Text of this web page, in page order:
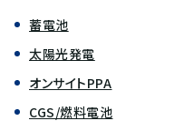
蓄電池
太陽光発電
オンサイトPPA
CGS/燃料電池